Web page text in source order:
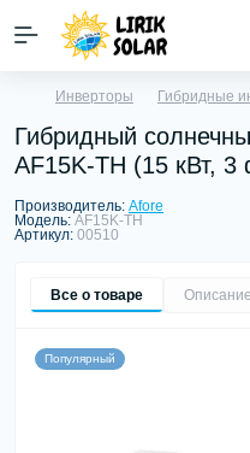
Инверторы Гибридные
Гибридный
AF15K-TH (15 кВт,
Производитель: Afore
Модель: AF15K-TH
Артикул: 00510
Все о товаре Описание
Популярный